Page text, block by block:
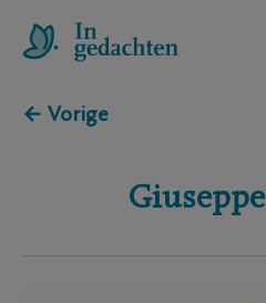
← Vorige
Giuseppe